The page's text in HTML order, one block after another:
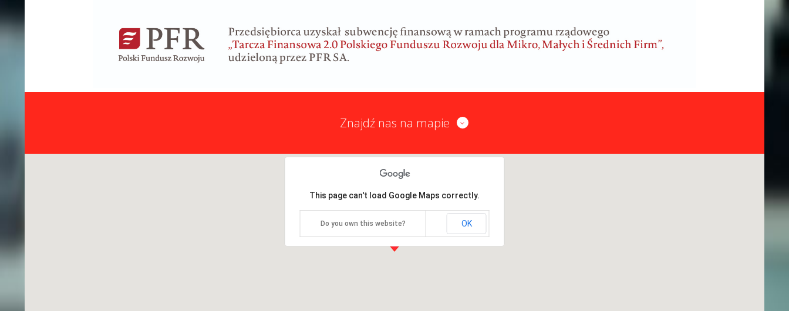
Znajdź nas na mapie
This page can't load Google Maps correctly.
Do you own this website? OK